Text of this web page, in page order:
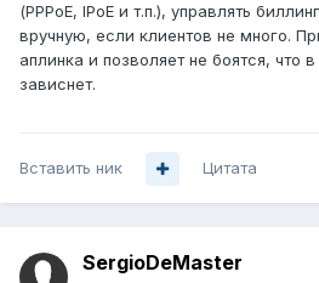
(PPPoE, IPoE и т.п.), управлять
вручную, если клиентов не много.
аплинка и позволяет не боятся, что
зависнет.
Вставить ник Цитата
SergioDeMaster